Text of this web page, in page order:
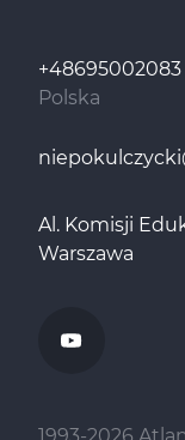
+48695002083
Polska
Al. Komisji
Warszawa